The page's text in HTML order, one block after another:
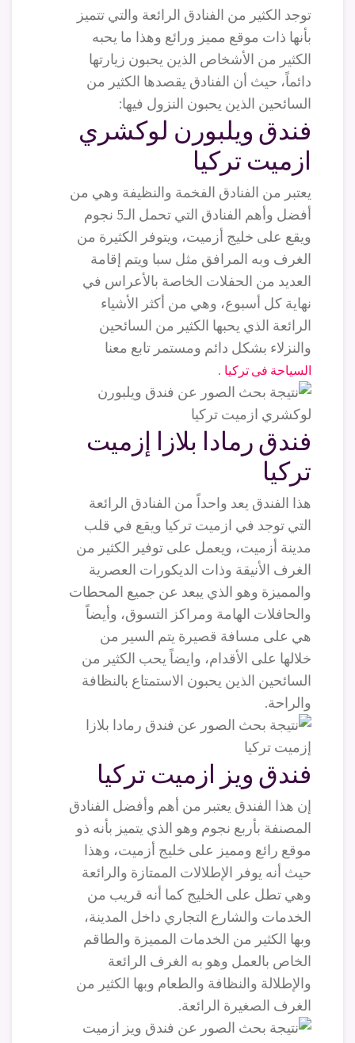
توجد الكثير من الفنادق الرائعة والتي تتميز
بأنها ذات موقع مميز ورائع وهذا ما يحبه
الكثير من الأشخاص الذين يحبون زيارتها
دائماً، حيث أن الفنادق يقصدها الكثير من
السائحين الذين يحبون النزول فيها:
فندق ويلبورن لوكشري
ازميت تركيا
يعتبر من الفنادق الفخمة والنظيفة وهي من
أفضل وأهم الفنادق التي تحمل الـ5 نجوم
ويقع على خليج أزميت، ويتوفر الكثيرة من
الغرف وبه المرافق مثل سبا ويتم إقامة
العديد من الحفلات الخاصة بالأعراس في
نهاية كل أسبوع، وهي من أكثر الأشياء
الرائعة الذي يحبها الكثير من السائحين
والنزلاء بشكل دائم ومستمر تابع معنا
السياحة فى تركيا .
فندق رمادا بلازا إزميت
تركيا
هذا الفندق يعد واحداً من الفنادق الرائعة
التي توجد في ازميت تركيا ويقع في قلب
مدينة أزميت، ويعمل على توفير الكثير من
الغرف الأنيقة وذات الديكورات العصرية
والمميزة وهو الذي يبعد عن جميع المحطات
والحافلات الهامة ومراكز التسوق، وأيضاً
هي على مسافة قصيرة يتم السير من
خلالها على الأقدام، وايضاً يحب الكثير من
السائحين الذين يحبون الاستمتاع بالنظافة
والراحة.
فندق ويز ازميت تركيا
إن هذا الفندق يعتبر من أهم وأفضل الفنادق
المصنفة بأربع نجوم وهو الذي يتميز بأنه ذو
موقع رائع ومميز على خليج أزميت، وهذا
حيث أنه يوفر الإطلالات الممتازة والرائعة
وهي تطل على الخليج كما أنه قريب من
الخدمات والشارع التجاري داخل المدينة،
وبها الكثير من الخدمات المميزة والطاقم
الخاص بالعمل وهو به الغرف الرائعة
والإطلالة والنظافة والطعام وبها الكثير من
الغرف الصغيرة الرائعة.